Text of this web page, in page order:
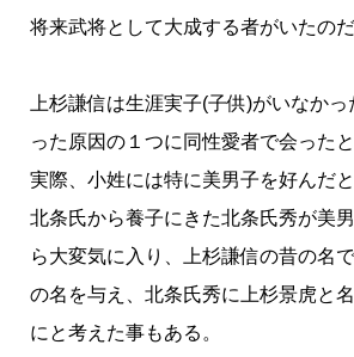
将来武将として大成する者がいたのだ
上杉謙信は生涯実子(子供)がいなか
った原因の１つに同性愛者で会った
実際、小姓には特に美男子を好んだ
北条氏から養子にきた北条氏秀が美
ら大変気に入り、上杉謙信の昔の名
の名を与え、北条氏秀に上杉景虎と
にと考えた事もある。